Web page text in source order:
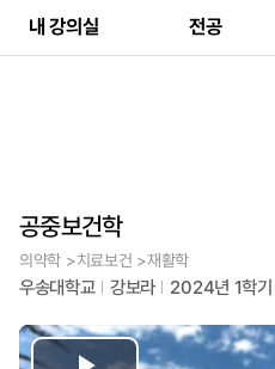
내 강의실 전공
공중보건학
의약학 >치료보건 >재활학
우송대학교 강보라 2024년 1학기